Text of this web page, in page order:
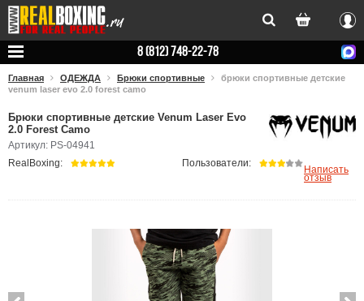
Вход
8 (812) 748-22-78
Главная ОДЕЖДА Брюки спортивные
брюки спортивные детские
venum laser evo 2.0 forest camo
Брюки спортивные детские Venum Laser Evo
2.0 Forest Camo
Артикул: PS-04941
RealBoxing: Пользователи:
Написать
отзыв